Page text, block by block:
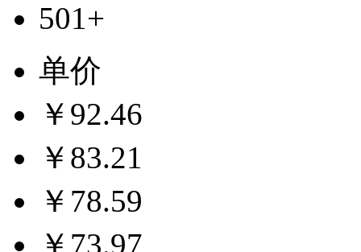
501+
单价
￥92.46
￥83.21
￥78.59
￥73.97